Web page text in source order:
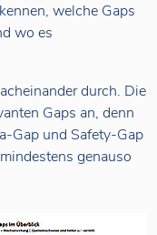
welche Gaps
wo es
durch. Die
Gaps an, denn
Gap und Safety-Gap
genauso